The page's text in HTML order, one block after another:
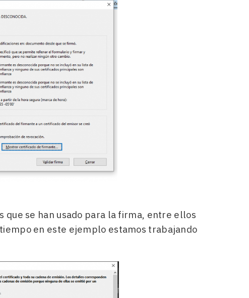
que se han usado para la firma, entre ellos
en este ejemplo estamos trabajando